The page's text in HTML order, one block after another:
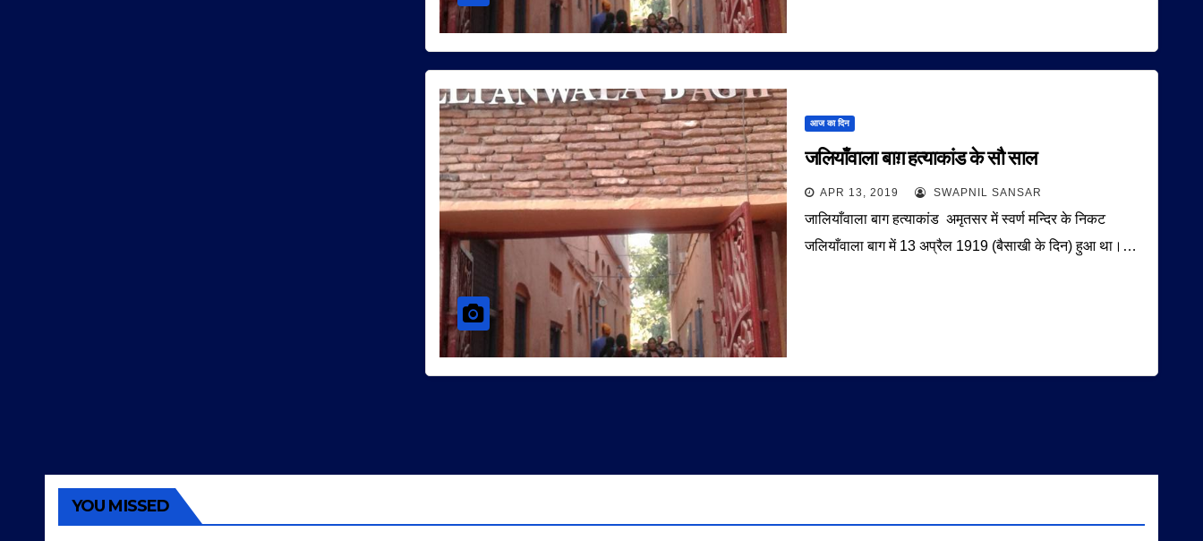
आज का दिन
जलियाँवाला बाग़ हत्याकांड के सौ साल
APR 13, 2019 SWAPNIL SANSAR
जालियाँवाला बाग हत्याकांड अमृतसर में स्वर्ण मन्दिर के निकट
जलियाँवाला बाग में 13 अप्रैल 1919 (बैसाखी के दिन) हुआ था।…
YOU MISSED